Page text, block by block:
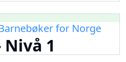
for Norge
1